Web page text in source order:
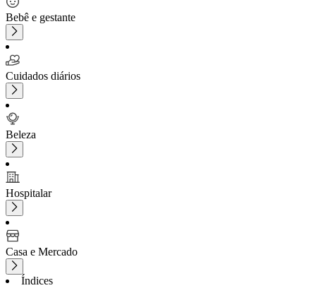
Bebê e gestante
Cuidados diários
Beleza
Hospitalar
Casa e Mercado
Índices